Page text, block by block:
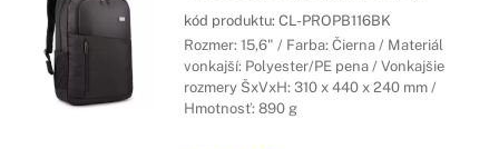
kód produktu: CL-PROPB116BK
Rozmer: 15,6" / Farba: Čierna / Materiál
vonkajší: Polyester/PE pena / Vonkajšie
rozmery ŠxVxH: 310 x 440 x 240 mm /
Hmotnosť: 890 g